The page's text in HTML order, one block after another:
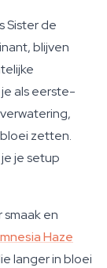
Sister de
blijven
als eerste-
zetten.
je setup
en
Haze
langer in bloei